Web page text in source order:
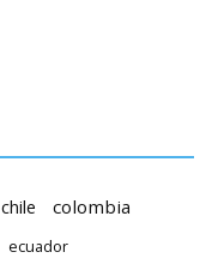
chile colombia
ecuador